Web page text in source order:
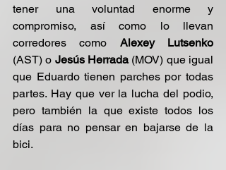
tener una voluntad enorme y
compromiso, así como lo llevan
corredores como
(AST) o Jesús Herrada (MOV) que igual
que Eduardo tienen parches por todas
partes. Hay que ver la lucha del podio,
pero también la que existe todos los
días para no pensar en bajarse de la
bici.